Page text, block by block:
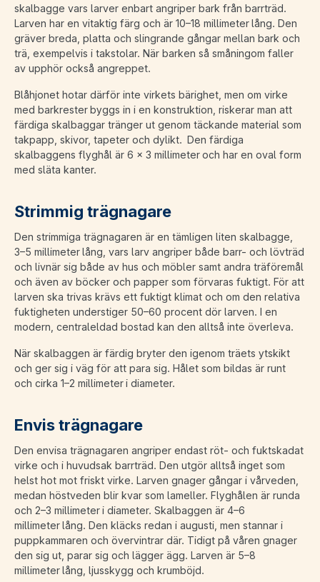
skalbagge vars larver enbart angriper bark från barrträd.
Larven har en vitaktig färg och är 10–18 millimeter lång. Den
gräver breda, platta och slingrande gångar mellan bark och
trä, exempelvis i takstolar. När barken så småningom faller
av upphör också angreppet.
Blåhjonet hotar därför inte virkets bärighet, men om virke
med barkrester byggs in i en konstruktion, riskerar man att
färdiga skalbaggar tränger ut genom täckande material som
takpapp, skivor, tapeter och dylikt. Den färdiga
skalbaggens flyghål är 6 x 3 millimeter och har en oval form
med släta kanter.
Strimmig trägnagare
Den strimmiga trägnagaren är en tämligen liten skalbagge,
3–5 millimeter lång, vars larv angriper både barr- och lövträd
och livnär sig både av hus och möbler samt andra träföremål
och även av böcker och papper som förvaras fuktigt. För att
larven ska trivas krävs ett fuktigt klimat och om den relativa
fuktigheten understiger 50–60 procent dör larven. I en
modern, centraleldad bostad kan den alltså inte överleva.
När skalbaggen är färdig bryter den igenom träets ytskikt
och ger sig i väg för att para sig. Hålet som bildas är runt
och cirka 1–2 millimeter i diameter.
Envis trägnagare
Den envisa trägnagaren angriper endast röt- och fuktskadat
virke och i huvudsak barrträd. Den utgör alltså inget som
helst hot mot friskt virke. Larven gnager gångar i vårveden,
medan höstveden blir kvar som lameller. Flyghålen är runda
och 2–3 millimeter i diameter. Skalbaggen är 4–6
millimeter lång. Den kläcks redan i augusti, men stannar i
puppkammaren och övervintrar där. Tidigt på våren gnager
den sig ut, parar sig och lägger ägg. Larven är 5–8
millimeter lång, ljusskygg och krumböjd.